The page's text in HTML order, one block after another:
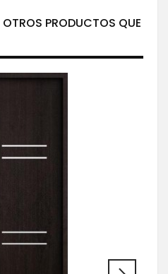
PRODUCTOS QUE